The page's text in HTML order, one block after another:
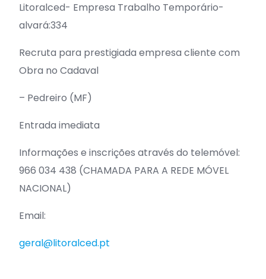
Litoralced- Empresa Trabalho Temporário-
alvará:334
Recruta para prestigiada empresa cliente com
Obra no Cadaval
– Pedreiro (MF)
Entrada imediata
Informações e inscrições através do telemóvel:
966 034 438 (CHAMADA PARA A REDE MÓVEL
NACIONAL)
Email:
geral@litoralced.pt